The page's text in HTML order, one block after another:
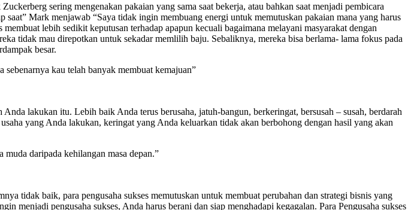
sering mengenakan pakaian yang sama saat bekerja, atau bahkan saat menjadi pembicara
Mark menjawab “Saya tidak ingin membuang energi untuk memutuskan pakaian mana yang harus
lebih sedikit keputusan terhadap apapun kecuali bagaimana melayani masyarakat dengan
tidak mau direpotkan untuk sekadar memlilih baju. Sebaliknya, mereka bisa berlama- lama fokus pada
besar.
kau telah banyak membuat kemajuan”
lakukan itu. Lebih baik Anda terus berusaha, jatuh-bangun, berkeringat, bersusah – susah, berdarah
yang Anda lakukan, keringat yang Anda keluarkan tidak akan berbohong dengan hasil yang akan
daripada kehilangan masa depan.”
tidak baik, para pengusaha sukses memutuskan untuk membuat perubahan dan strategi bisnis yang
pengusaha sukses, Anda harus berani dan siap menghadapi kegagalan. Para Pengusaha sukses